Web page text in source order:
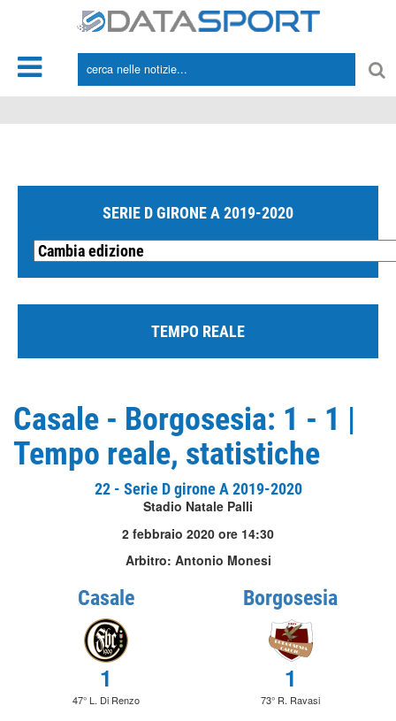
SERIE D GIRONE A 2019-2020
TEMPO REALE
Casale - Borgosesia: 1 - 1 |
Tempo reale, statistiche
22 - Serie D girone A 2019-2020
Stadio Natale Palli
2 febbraio 2020 ore 14:30
Arbitro: Antonio Monesi
Casale
1
47° L. Di Renzo
Borgosesia
1
73° R. Ravasi